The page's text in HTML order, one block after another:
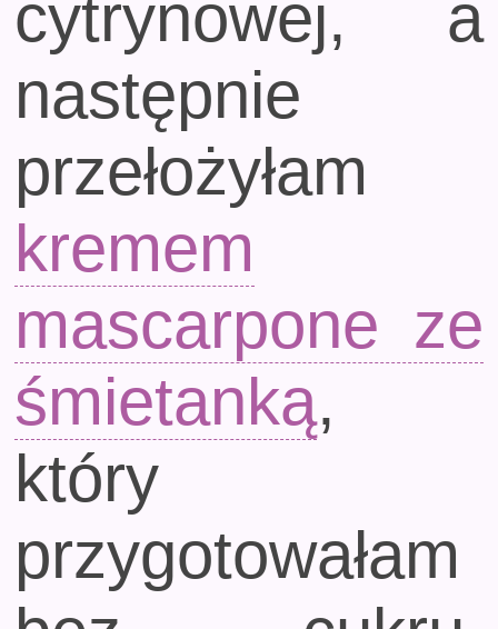
cytrynowej, a
następnie
przełożyłam
kremem
mascarpone ze
śmietanką,
który
przygotowałam